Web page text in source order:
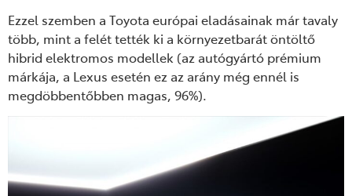
Ezzel szemben a Toyota európai eladásainak már tavaly
több, mint a felét tették ki a környezetbarát öntöltő
hibrid elektromos modellek (az autógyártó prémium
márkája, a Lexus esetén ez az arány még ennél is
megdöbbentőbben magas, 96%).